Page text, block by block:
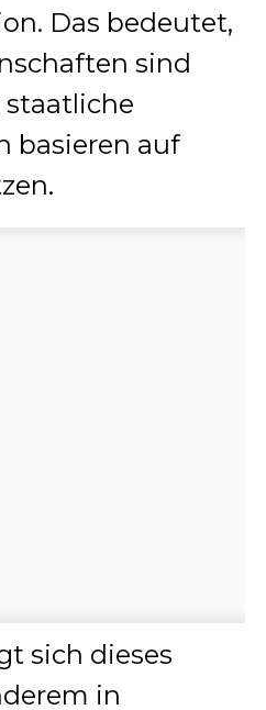
Das bedeutet,
sind
staatliche
basieren auf
sich dieses
in